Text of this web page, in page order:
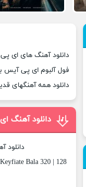
دانلود آهنگ های ای
فول آلبوم ای پی آیس
دانلود همه آهنگهای
دانلود آهنگ
دانلود
Bala 320 | 128